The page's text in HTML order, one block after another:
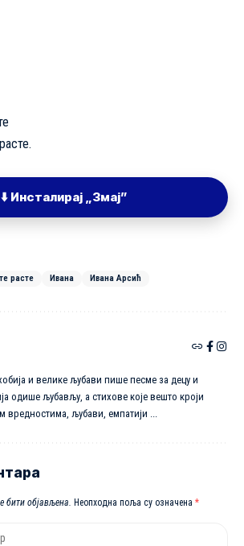
⬇️ Инсталирај „Змај”
расте Ивана Ивана Арсић
и велике љубави пише песме за децу и
одише љубављу, а стиховe које вешто кроји
вредностима, љубави, емпатији ...
бити објављена. Неопходна поља су означена *